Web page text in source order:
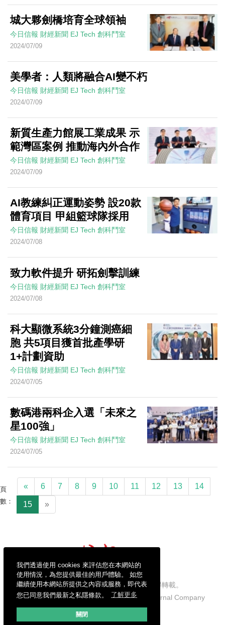
我們透過使用 cookies 來評估您在本網站的
使用情況，為您提供最佳的用戶體驗。 如您
繼續使用本網站所提供之內容或服務，即代表
您已同意我們最新之私隱條款。
了解更多
關閉
城大夥劍橋培育全球領袖
今日信報 財經新聞 EJ Tech 創科鬥室
2024/07/09
美學者：人類將融合AI變不朽
今日信報 財經新聞 EJ Tech 創科鬥室
2024/07/09
新質生產力館展工業成果 示
範灣區案例 推動海內外合作
今日信報 財經新聞 EJ Tech 創科鬥室
2024/07/09
AI教練糾正運動姿勢 設20款
體育項目 甲組籃球隊採用
今日信報 財經新聞 EJ Tech 創科鬥室
2024/07/08
致力軟件提升 研拓劍擊訓練
今日信報 財經新聞 EJ Tech 創科鬥室
2024/07/08
科大顯微系統3分鐘測癌細
胞 共5項目獲首批產學研
1+計劃資助
今日信報 財經新聞 EJ Tech 創科鬥室
2024/07/05
數碼港兩科企入選「未來之
星100強」
今日信報 財經新聞 EJ Tech 創科鬥室
2024/07/05
頁
數：
« 6 7 8 9 10 11 12 13 14
15 »
信報財經新聞有限公司版權所有，不得轉載。
Copyright © 2026 Hong Kong Economic Journal Company
Limited. All rights reserved.